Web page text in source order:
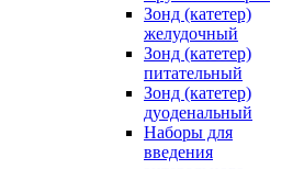
Зонд (катетер)
желудочный
Зонд (катетер)
питательный
Зонд (катетер)
дуоденальный
Наборы для
введения